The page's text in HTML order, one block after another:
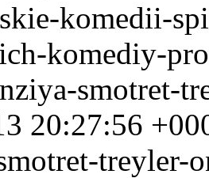
komedii-
komediy-
smotret-
20:27:56
treyler-